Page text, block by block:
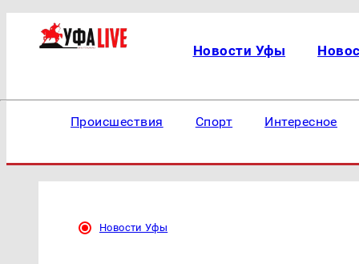
Новости Уфы
Происшествия Спорт Интересное
Новости Уфы